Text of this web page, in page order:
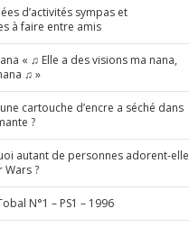
d’activités sympas et
à faire entre amis
« ♫ Elle a des visions ma nana,
♫ »
cartouche d’encre a séché dans
?
autant de personnes adorent-
Wars ?
N°1 – PS1 – 1996